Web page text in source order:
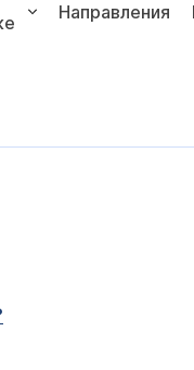
Направления